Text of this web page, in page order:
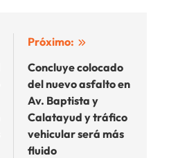
Próximo:
Concluye colocado
del nuevo asfalto en
Av. Baptista y
Calatayud y tráfico
vehicular será más
fluido